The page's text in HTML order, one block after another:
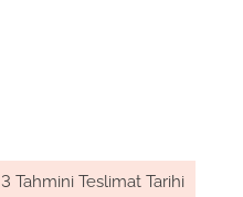
3 Tahmini Teslimat Tarihi